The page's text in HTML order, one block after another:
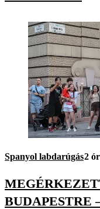
Spanyol labdarúgás2
BUDAPESTRE